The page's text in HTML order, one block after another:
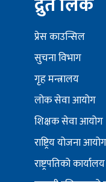
प्रेस काउन्सिल
सुचना विभाग
गृह मन्त्रालय
लोक सेवा आयोग
शिक्षक सेवा आयोग
राष्ट्रिय योजना आयोग
राष्ट्रपतिको कार्यालय